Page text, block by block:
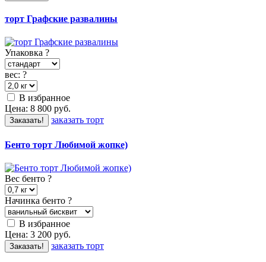
торт Графские развалины
Упаковка ?
вес: ?
В избранное
Цена: 8 800 руб.
Заказать! заказать торт
Бенто торт Любимой жопке)
Вес бенто ?
Начинка бенто ?
В избранное
Цена: 3 200 руб.
Заказать! заказать торт